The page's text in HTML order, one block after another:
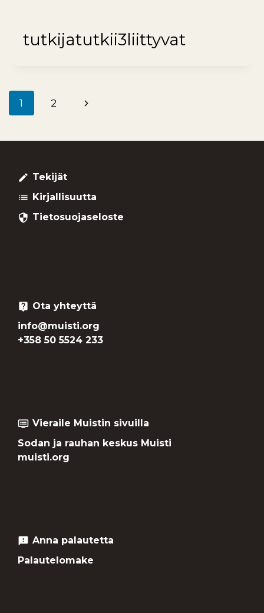
tutkijatutkii3liittyvat
Sivunavigointi
1 2
Seuraava
create Tekijät
list Kirjallisuutta
security Tietosuojaseloste
live_help Ota yhteyttä
info@muisti.org
+358 50 5524 233
dvr Vieraile Muistin sivuilla
Sodan ja rauhan keskus Muisti
muisti.org
feedback Anna palautetta
Palautelomake